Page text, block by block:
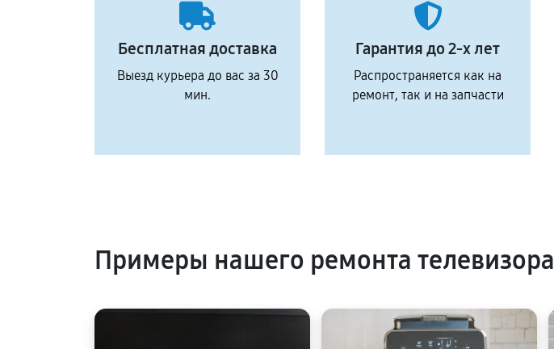
Бесплатная доставка
Выезд курьера до вас за 30
мин.
Гарантия до 2-х лет
Распространяется как на
ремонт, так и на запчасти
Примеры нашего ремонта телевизора